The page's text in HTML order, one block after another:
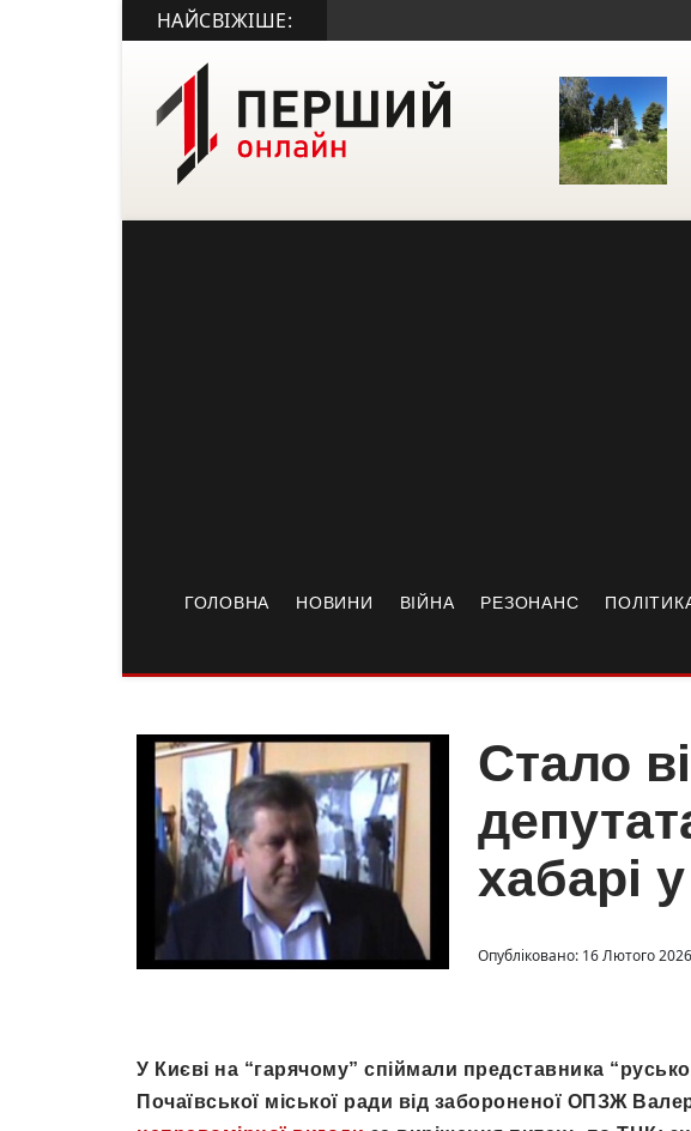
НАЙСВІЖІШЕ:
ГОЛОВНА НОВИНИ ВІЙНА РЕЗОНАНС
Стало
хабарі
Опубліковано: 16 Лютого
У Києві на “гарячому” спіймали представника
Почаївської міської ради від забороненої ОПЗЖ